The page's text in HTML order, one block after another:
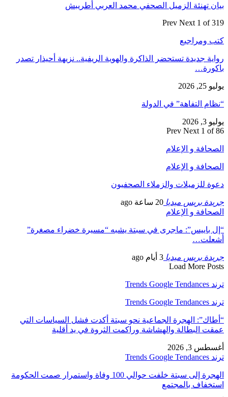
بيان تهنئة الزميل الصحفي محمد العربي أطريبش
Prev Next 1 of 319
كتب ومراجيع
رواية جديدة تستحضر الذاكرة والهوية الريفية.. نزيهة أحيذار تصدر
باكورة…
يوليو 25, 2026
“نظام التفاهة” في الدولة
يوليو 3, 2026
Prev Next 1 of 86
الصحافة و الإعلام
الصحافة و الإعلام
دعوة للزميلات والزملاء الصحفيون
جريدة بريس ميديا 20 ساعة ago
الصحافة و الإعلام
“إل باييس”: ماجرى في سبتة يشبه “مسيرة خضراء مصغرة”
أشعلت…
جريدة بريس ميديا 3 أيام ago
Load More Posts
ترند Trends Google Tendances
ترند Trends Google Tendances
“أطاك”: الهجرة الجماعية نحو سبتة أكدت فشل السياسات التي
عمقت البطالة والهشاشة وراكمت الثروة في يد أقلية
أغسطس 3, 2026
ترند Trends Google Tendances
الهجرة إلى سبتة خلفت حوالي 100 وفاة واستمرار صمت الحكومة
استخفاف بالمجتمع